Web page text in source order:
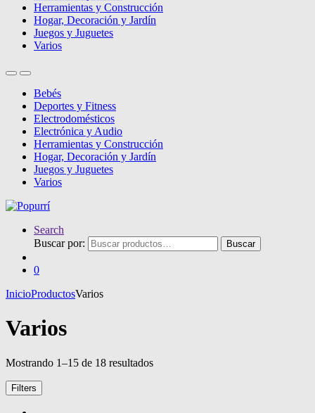
Herramientas y Construcción
Hogar, Decoración y Jardín
Juegos y Juguetes
Varios
Bebés
Deportes y Fitness
Electrodomésticos
Electrónica y Audio
Herramientas y Construcción
Hogar, Decoración y Jardín
Juegos y Juguetes
Varios
Search
Buscar por:
Buscar
0
InicioProductosVarios
Varios
Mostrando 1–15 de 18 resultados
Filters